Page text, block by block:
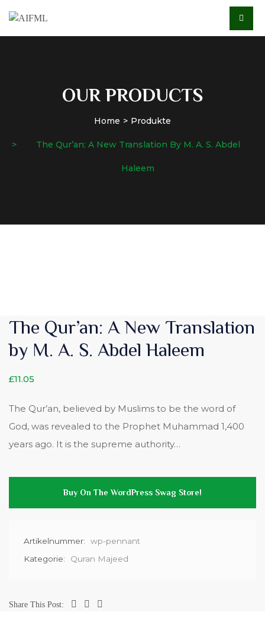
OUR PRODUCTS
Home Produkte
The Qur’an: A New Translation By M. A. S. Abdel
Haleem
The Qur’an: A New Translation
by M. A. S. Abdel Haleem
£11.05
The Qur’an, believed by Muslims to be the word of
God, was revealed to the Prophet Muhammad 1,400
years ago. It is the supreme authority…
Buy On The WordPress Swag Store!
Artikelnummer:
wp-pennant
Kategorie:
Quran Majeed
Share This Post: